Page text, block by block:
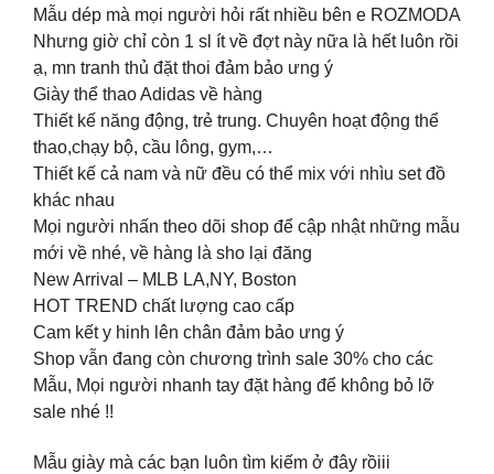
Mẫu dép mà mọi người hỏi rất nhiều bên e ROZMODA
Nhưng giờ chỉ còn 1 sl ít về đợt này nữa là hết luôn rồi
ạ, mn tranh thủ đặt thoi đảm bảo ưng ý
Giày thể thao Adidas về hàng
Thiết kế năng động, trẻ trung. Chuyên hoạt động thể
thao,chạy bộ, cầu lông, gym,…
Thiết kế cả nam và nữ đều có thể mix với nhìu set đồ
khác nhau
Mọi người nhấn theo dõi shop để cập nhật những mẫu
mới về nhé, về hàng là sho lại đăng
New Arrival – MLB LA,NY, Boston
HOT TREND chất lượng cao cấp
Cam kết y hinh lên chân đảm bảo ưng ý
Shop vẫn đang còn chương trình sale 30% cho các
Mẫu, Mọi người nhanh tay đặt hàng để không bỏ lỡ
sale nhé !!
Mẫu giày mà các bạn luôn tìm kiếm ở đây rồiii